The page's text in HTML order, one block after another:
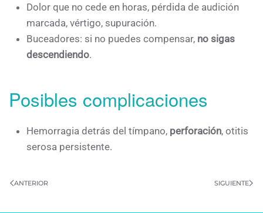
Dolor que no cede en horas, pérdida de audición
marcada, vértigo, supuración.
Buceadores: si no puedes compensar, no sigas
descendiendo.
Posibles complicaciones
Hemorragia detrás del tímpano, perforación, otitis
serosa persistente.
ANTERIOR SIGUIENTE